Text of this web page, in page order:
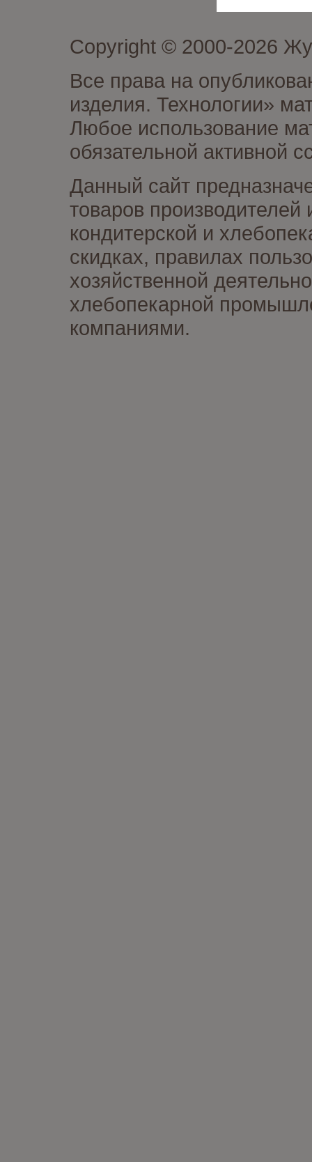
Copyright © 2000-2026
Все права на
изделия. Технологии»
Любое использование
обязательной активной
Данный сайт
товаров
кондитерской и
скидках, правилах
хозяйственной
хлебопекарной
компаниями.